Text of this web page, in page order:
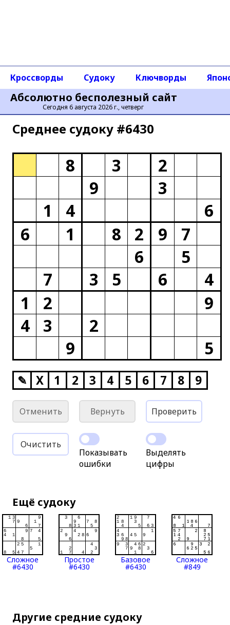
Абсолютно бесполезный сайт
Сегодня 6 августа 2026 г., четверг
Кроссворды Судоку Ключворды
Среднее cудоку #6430
8 3
2
9
3
1
4
6
6
1 8 2 9
7
6
5
7
3 5 6
4
1
2
9
4
3
2
9
5
✎ X 1 2 3 4 5 6 7 8 9
Отменить Вернуть Проверить
Очистить
Показывать
ошибки
Выделять
цифры
Ещё судоку
Сложное
#6430
Простое
#6430
Базовое
#6430
Сложное
#849
Другие средние судоку